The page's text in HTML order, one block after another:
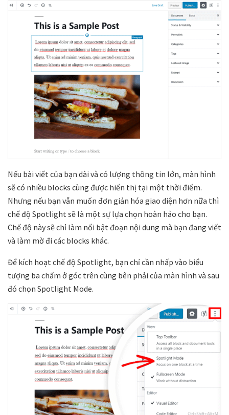
Nếu bài viết của bạn dài và có lượng thông tin lớn, màn hình
sẽ có nhiều blocks cùng được hiển thị tại một thời điểm.
Nhưng nếu bạn vẫn muốn đơn giản hóa giao diện hơn nữa thì
chế độ Spotlight sẽ là một sự lựa chọn hoàn hảo cho bạn.
Chế độ này sẽ chỉ làm nổi bật đoạn nội dung mà bạn đang viết
và làm mờ đi các blocks khác.
Để kích hoạt chế độ Spotlight, bạn chỉ cần nhấp vào biểu
tượng ba chấm ở góc trên cùng bên phải của màn hình và sau
đó chọn Spotlight Mode.